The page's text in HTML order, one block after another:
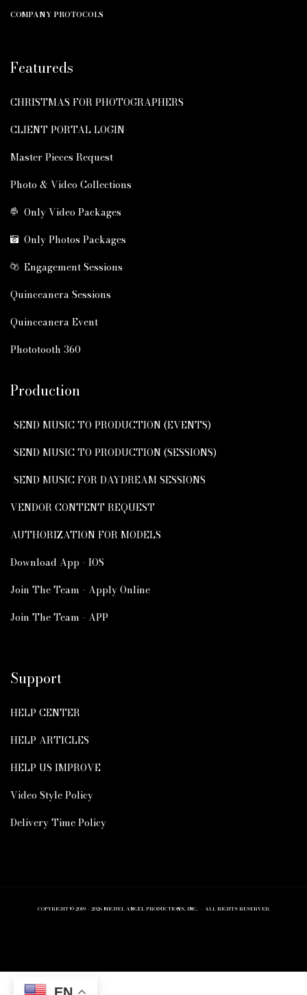
COMPANY PROTOCOLS
Featureds
CHRISTMAS FOR PHOTOGRAPHERS
CLIENT PORTAL LOGIN
Master Pieces Request
Photo & Video Collections
Only Video Packages
Only Photos Packages
Engagement Sessions
Quinceanera Sessions
Quinceanera Event
Phototooth 360
Production
SEND MUSIC TO PRODUCTION (EVENTS)
SEND MUSIC TO PRODUCTION (SESSIONS)
SEND MUSIC FOR DAYDREAM SESSIONS
VENDOR CONTENT REQUEST
AUTHORIZATION FOR MODELS
Download App - IOS
Join The Team - Apply Online
Join The Team - APP
Support
HELP CENTER
HELP ARTICLES
HELP US IMPROVE
Video Style Policy
Delivery Time Policy
COPYRIGHT © 2019 – 2026 MIGUEL ANGEL PRODUCTIONS, INC. – ALL RIGHTS RESERVED.